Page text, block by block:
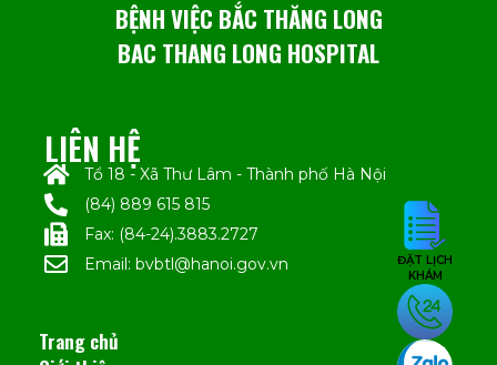
BỆNH VIỆC BẮC THĂNG LONG
BAC THANG LONG HOSPITAL
LIÊN HỆ
Tổ 18 - Xã Thư Lâm - Thành phố Hà Nội
(84) 889 615 815
Fax: (84-24).3883.2727
Email: bvbtl@hanoi.gov.vn
Trang chủ
ĐẶT LỊCH
KHÁM